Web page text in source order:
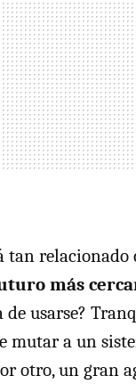
tan
más
de usarse?
mutar a un
otro, un gran